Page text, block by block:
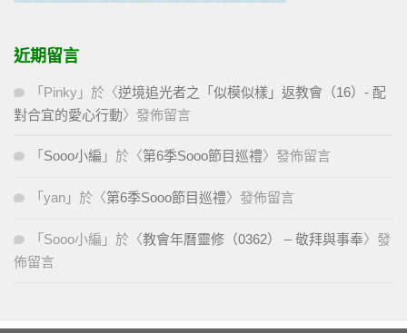
近期留言
「 Pinky 」於〈逆境追光者之「似模似樣」返教會（16）- 配
對合宜的愛心行動〉發佈留言
「 Sooo小編 」於〈第6季Sooo節目巡禮〉發佈留言
「 yan 」於〈第6季Sooo節目巡禮〉發佈留言
「 Sooo小編 」於〈教會年曆靈修（0362） – 敬拜與事奉〉發
佈留言